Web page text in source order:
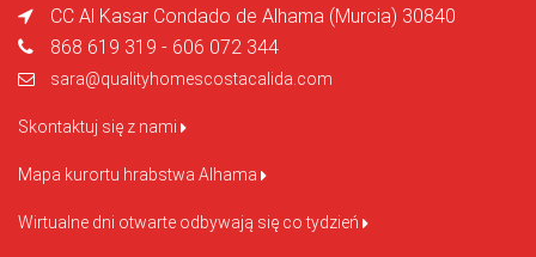
CC Al Kasar Condado de Alhama (Murcia) 30840
868 619 319 - 606 072 344
sara@qualityhomescostacalida.com
Skontaktuj się z nami
Mapa kurortu hrabstwa Alhama
Wirtualne dni otwarte odbywają się co tydzień